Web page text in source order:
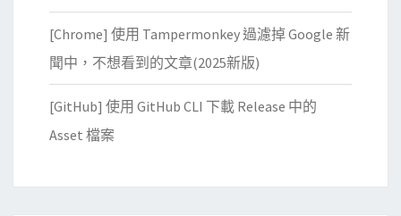
[Chrome] 使用 Tampermonkey 過濾掉 Google 新
聞中，不想看到的文章(2025新版)
[GitHub] 使用 GitHub CLI 下載 Release 中的
Asset 檔案